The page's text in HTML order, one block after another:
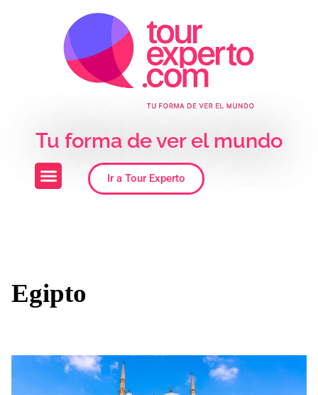
Tu forma de ver el mundo
Ir a Tour Experto
Egipto